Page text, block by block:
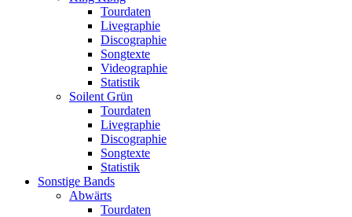
Tourdaten
Livegraphie
Discographie
Songtexte
Videographie
Statistik
Soilent Grün
Tourdaten
Livegraphie
Discographie
Songtexte
Statistik
Sonstige Bands
Abwärts
Tourdaten